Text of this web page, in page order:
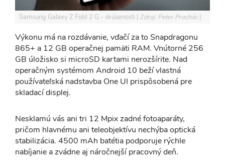
Samsung Galaxy Z Fold 2 G - skúsenosti Zdroj: Peter Prochác
Výkonu má na rozdávanie, vďačí za to Snapdragonu
865+ a 12 GB operačnej pamäti RAM. Vnútorné 256
GB úložisko si microSD kartami nerozšírite. Nad
operačným systémom Android 10 beží vlastná
používateľská nadstavba One UI prispôsobená pre
skladací displej.
Nesklamú vás ani tri 12 Mpix zadné fotoaparáty,
pričom hlavnému ani teleobjektívu nechýba optická
stabilizácia. 4500 mAh batétia podporuje rýchle
nabíjanie a zvádne aj náročnejší pracovný deň.